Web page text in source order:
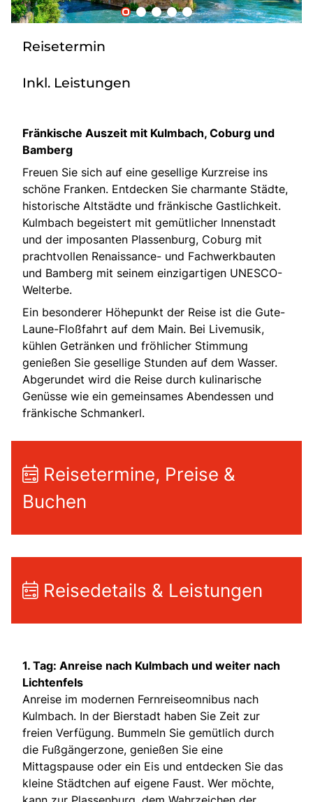
Reisetermin
Inkl. Leistungen
Fränkische Auszeit mit Kulmbach, Coburg und
Bamberg
Freuen Sie sich auf eine gesellige Kurzreise ins
schöne Franken. Entdecken Sie charmante Städte,
historische Altstädte und fränkische Gastlichkeit.
Kulmbach begeistert mit gemütlicher Innenstadt
und der imposanten Plassenburg, Coburg mit
prachtvollen Renaissance- und Fachwerkbauten
und Bamberg mit seinem einzigartigen UNESCO-
Welterbe.
Ein besonderer Höhepunkt der Reise ist die Gute-
Laune-Floßfahrt auf dem Main. Bei Livemusik,
kühlen Getränken und fröhlicher Stimmung
genießen Sie gesellige Stunden auf dem Wasser.
Abgerundet wird die Reise durch kulinarische
Genüsse wie ein gemeinsames Abendessen und
fränkische Schmankerl.
Reisetermine, Preise &
Buchen
Reisedetails & Leistungen
1. Tag: Anreise nach Kulmbach und weiter nach
Lichtenfels
Anreise im modernen Fernreiseomnibus nach
Kulmbach. In der Bierstadt haben Sie Zeit zur
freien Verfügung. Bummeln Sie gemütlich durch
die Fußgängerzone, genießen Sie eine
Mittagspause oder ein Eis und entdecken Sie das
kleine Städtchen auf eigene Faust. Wer möchte,